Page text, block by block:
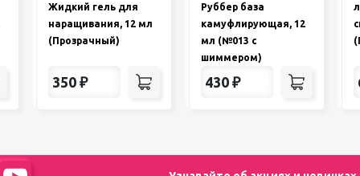
Жидкий гель для
наращивания, 12 мл
(Прозрачный)
350 ₽
Руббер база
камуфлирующая, 12
мл (№013 с
шиммером)
430 ₽